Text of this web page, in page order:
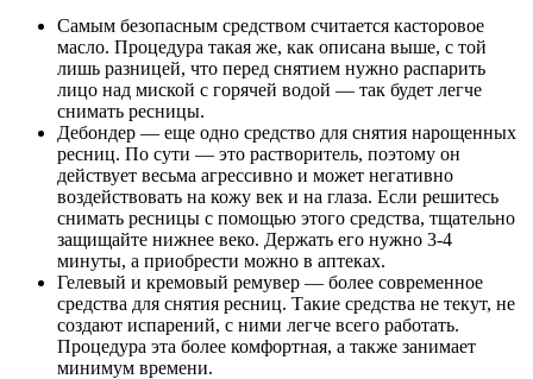
Самым безопасным средством считается касторовое
масло. Процедура такая же, как описана выше, с той
лишь разницей, что перед снятием нужно распарить
лицо над миской с горячей водой — так будет легче
снимать ресницы.
Дебондер — еще одно средство для снятия нарощенных
ресниц. По сути — это растворитель, поэтому он
действует весьма агрессивно и может негативно
воздействовать на кожу век и на глаза. Если решитесь
снимать ресницы с помощью этого средства, тщательно
защищайте нижнее веко. Держать его нужно 3-4
минуты, а приобрести можно в аптеках.
Гелевый и кремовый ремувер — более современное
средства для снятия ресниц. Такие средства не текут, не
создают испарений, с ними легче всего работать.
Процедура эта более комфортная, а также занимает
минимум времени.